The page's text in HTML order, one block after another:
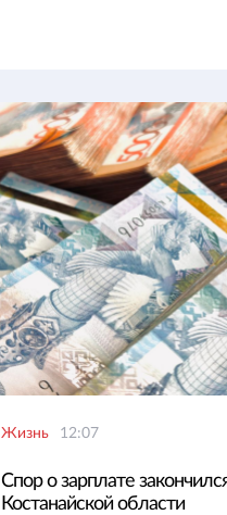
Жизнь 12:07
Спор о зарплате
Костанайской области